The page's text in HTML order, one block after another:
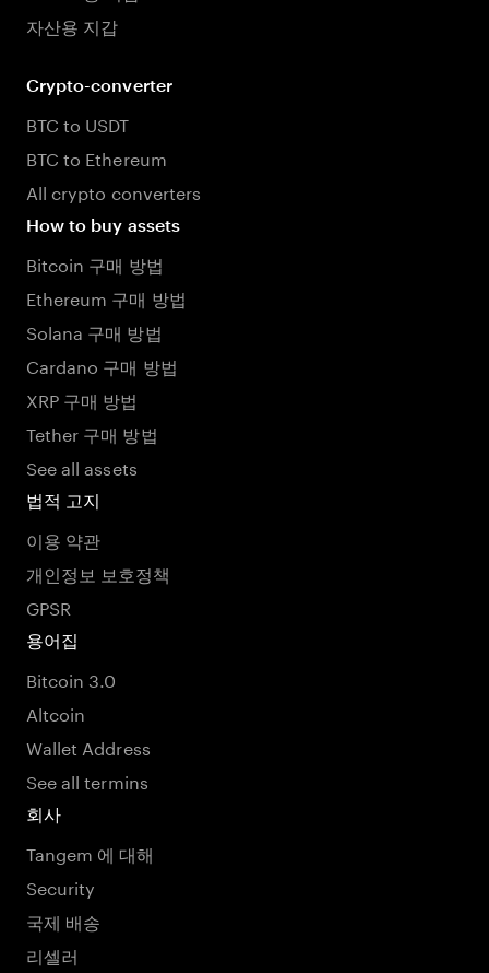
자산용 지갑
Crypto-converter
BTC to USDT
BTC to Ethereum
All crypto converters
How to buy assets
Bitcoin 구매 방법
Ethereum 구매 방법
Solana 구매 방법
Cardano 구매 방법
XRP 구매 방법
Tether 구매 방법
See all assets
법적 고지
이용 약관
개인정보 보호정책
GPSR
용어집
Bitcoin 3.0
Altcoin
Wallet Address
See all termins
회사
Tangem 에 대해
Security
국제 배송
리셀러